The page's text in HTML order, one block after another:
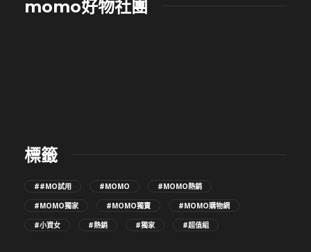
momo好物社團
標籤
##MO試用 #MOMO
#MOMO熱銷
#MOMO獨家
#MOMO獨賣
#MOMO購物網
#小資女
#熱銷 #獨家 #超值組